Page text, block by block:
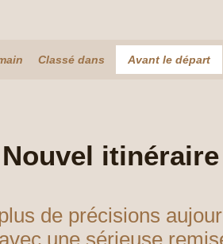
Classé dans Avant le départ
Nouvel
de précisions
une sérieuse